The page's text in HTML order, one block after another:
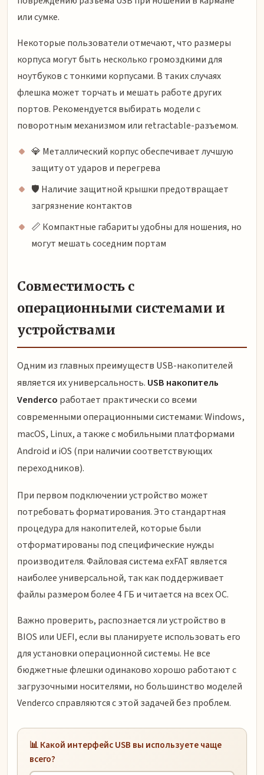
или сумке.
Некоторые пользователи отмечают, что размеры
корпуса могут быть несколько громоздкими для
ноутбуков с тонкими корпусами. В таких случаях
флешка может торчать и мешать работе других
портов. Рекомендуется выбирать модели с
поворотным механизмом или retractable-разъемом.
💎 Металлический корпус обеспечивает лучшую
защиту от ударов и перегрева
🛡️ Наличие защитной крышки предотвращает
загрязнение контактов
📏 Компактные габариты удобны для ношения, но
могут мешать соседним портам
Совместимость с
операционными системами и
устройствами
Одним из главных преимуществ USB-накопителей
является их универсальность. USB накопитель
Venderco работает практически со всеми
современными операционными системами: Windows,
macOS, Linux, а также с мобильными платформами
Android и iOS (при наличии соответствующих
переходников).
При первом подключении устройство может
потребовать форматирования. Это стандартная
процедура для накопителей, которые были
отформатированы под специфические нужды
производителя. Файловая система exFAT является
наиболее универсальной, так как поддерживает
файлы размером более 4 ГБ и читается на всех ОС.
Важно проверить, распознается ли устройство в
BIOS или UEFI, если вы планируете использовать его
для установки операционной системы. Не все
бюджетные флешки одинаково хорошо работают с
загрузочными носителями, но большинство моделей
Venderco справляются с этой задачей без проблем.
📊 Какой интерфейс USB вы используете чаще
всего?